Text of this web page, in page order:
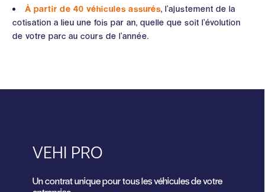
À partir de 40 véhicules assurés, l’ajustement de la
cotisation a lieu une fois par an, quelle que soit l’évolution
de votre parc au cours de l’année.
VEHI PRO
Un contrat unique pour tous les véhicules de votre